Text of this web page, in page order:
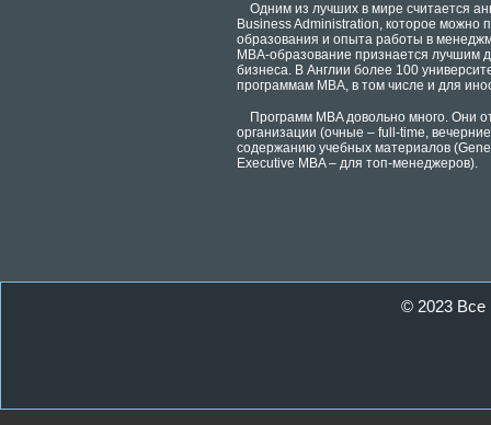
Одним из лучших в мире считается
Business Administration, которое можно
образования и опыта работы в
MBA-образование признается лучшим
бизнеса. В Англии более 100
программам MBA, в том числе и для
Программ MBA довольно много. Они
организации (очные – full-time,
содержанию учебных материалов
Executive MBA – для топ-менеджеров).
© 2023